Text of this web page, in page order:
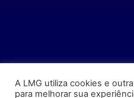
Copyright 2026 © LMG. Todos os
A LMG utiliza cookies e
para melhorar sua